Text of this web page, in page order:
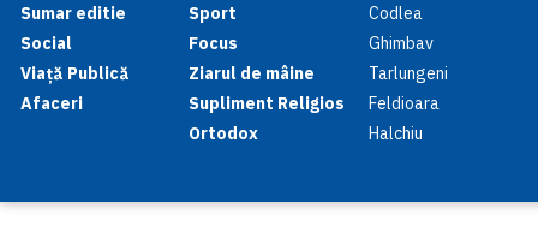
Sumar editie
Social
Viață Publică
Afaceri
Sport
Focus
Ziarul de mâine
Supliment Religios
Ortodox
Codlea
Ghimbav
Tarlungeni
Feldioara
Halchiu